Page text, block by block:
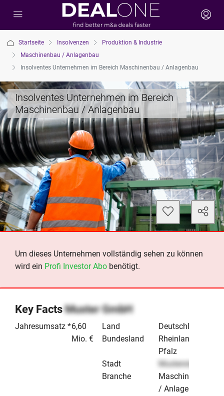
Startseite Insolvenzen
Produktion & Industrie
Maschinenbau / Anlagenbau
Insolventes Unternehmen im Bereich Maschinenbau / Anlagenbau
Insolventes Unternehmen im Bereich
Maschinenbau / Anlagenbau
Um dieses Unternehmen vollständig sehen zu können
wird ein Profi Investor Abo benötigt.
Key FactsMuster GmbH
Jahresumsatz *6,60
Mio. €
Land
Deutschland
Bundesland
Rheinland-
Pfalz
Stadt
Musterstadt
Branche
Maschinenbau
/ Anlagenbau